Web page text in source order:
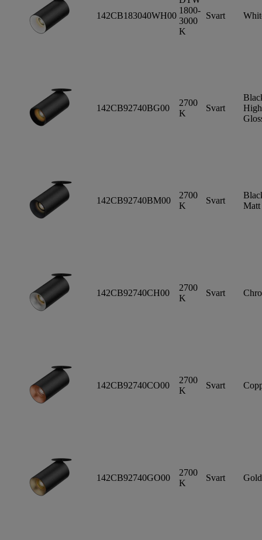
142CB183040WH00
1800-
3000
K
Svart
142CB92740BG00
2700
K
Svart
High
142CB92740BM00
2700
K
Svart
Matt
142CB92740CH00
2700
K
Svart
142CB92740CO00
2700
K
Svart
142CB92740GO00
2700
K
Svart Gold